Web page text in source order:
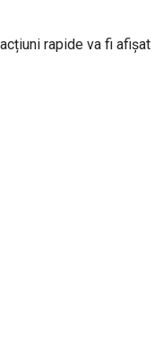
rapide va fi afișat